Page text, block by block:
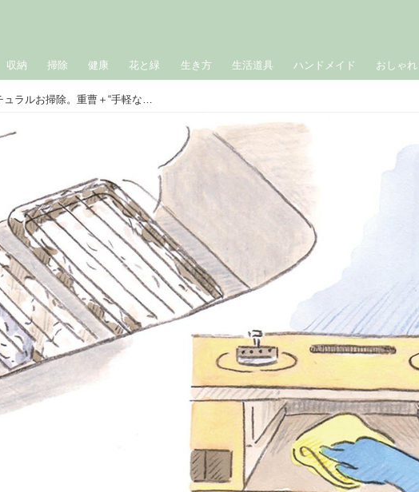
収納 掃除 健康 花と緑 生き方 生活道具 ハンドメイド おしゃれ
台所の「魚焼きグリル」をナチュラルお掃除。重曹＋“手軽な”アルカリ電解水のスプレーを上手に活用／住生活ジャーナリスト・藤原千秋さん